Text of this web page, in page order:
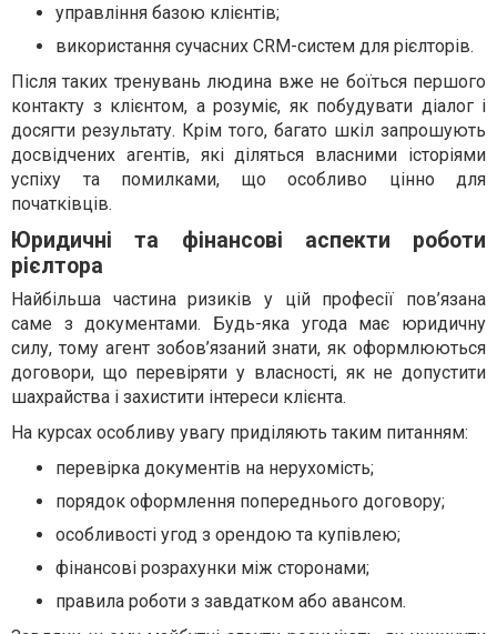
управління базою клієнтів;
використання сучасних CRM-систем для рієлторів.
Після таких тренувань людина вже не боїться першого
контакту з клієнтом, а розуміє, як побудувати діалог і
досягти результату. Крім того, багато шкіл запрошують
досвідчених агентів, які діляться власними історіями
успіху та помилками, що особливо цінно для
початківців.
Юридичні та фінансові аспекти роботи
рієлтора
Найбільша частина ризиків у цій професії пов’язана
саме з документами. Будь-яка угода має юридичну
силу, тому агент зобов’язаний знати, як оформлюються
договори, що перевіряти у власності, як не допустити
шахрайства і захистити інтереси клієнта.
На курсах особливу увагу приділяють таким питанням:
перевірка документів на нерухомість;
порядок оформлення попереднього договору;
особливості угод з орендою та купівлею;
фінансові розрахунки між сторонами;
правила роботи з завдатком або авансом.